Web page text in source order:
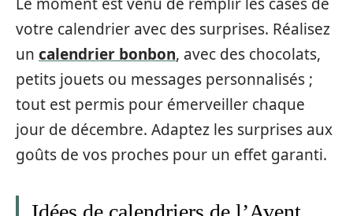
votre calendrier avec des surprises. Réalisez
un calendrier bonbon, avec des chocolats,
petits jouets ou messages personnalisés ;
tout est permis pour émerveiller chaque
jour de décembre. Adaptez les surprises aux
goûts de vos proches pour un effet garanti.